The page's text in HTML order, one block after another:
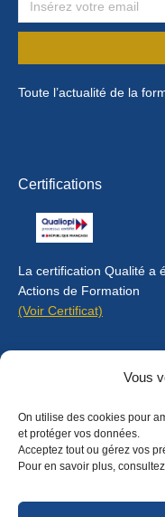
Vous
On utilise des cookies pour
et protéger vos données.
Acceptez tout ou gérez vos
Pour en savoir plus,
Toute l’actualité de la
Certifications
La certification Qualité a
Actions de Formation
(Voir Certificat)
Règlement intérieur
CGU
CGV